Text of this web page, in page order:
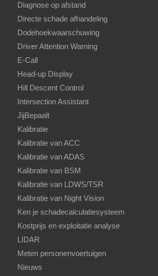
Diagnose op afstand
Directe schade afhandeling
Dodehoekwaarschuwing
Driver Attention Warning
E-Call
Head-up Display
Hill Descent Control
Intersection Assistant
JijBepaalt
Kalibratie
Kalibratie van ACC
Kalibratie van ADAS
Kalibratie van BSM
Kalibratie van LDWS/TSR
Kalibratie van Night Vision
Ken je schadecalculatiesysteem
Kostprijs en exploitatie analyse
LIDAR
Meten personenvoertuigen
Nieuws